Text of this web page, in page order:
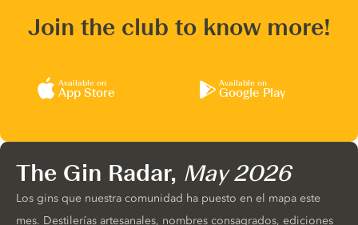
Join the club to know more!
Available on
App Store
Available on
Google Play
The Gin Radar, May 2026
Los gins que nuestra comunidad ha puesto en el mapa este
mes. Destilerías artesanales, nombres consagrados, ediciones